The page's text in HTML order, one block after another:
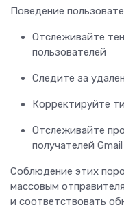
Поведение
Отслеживайте
пользователей
Следите за
Корректируйте
Отслеживайте
получателей Gmail
Соблюдение этих
массовым
и соответствовать